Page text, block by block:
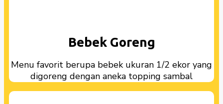
Bebek Goreng
Menu favorit berupa bebek ukuran 1/2 ekor yang
digoreng dengan aneka topping sambal